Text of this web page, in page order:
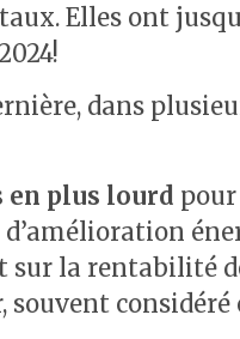
Elles ont
dans
en plus lourd
la rentabilité
souvent